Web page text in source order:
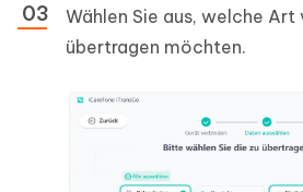
Wählen Sie aus, welche Art
übertragen möchten.